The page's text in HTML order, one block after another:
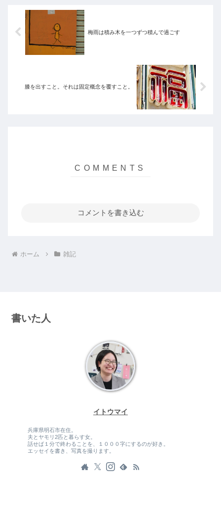
梅雨は積み木を一つずつ積んで過ごす
膝を出すこと。それは固定概念を覆すこと。
コメントを書き込む
ホーム 雑記
書いた人
イトウマイ
兵庫県明石市在住。
夫とヤモリ2匹と暮らす女。
話せば１分で終わることを、１０００字にするのが好き。
エッセイを書き、写真を撮ります。